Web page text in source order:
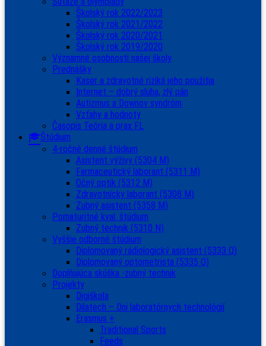
Školský rok 2022/2023
Školský rok 2021/2022
Školský rok 2020/2021
Školský rok 2019/2020
Významné osobnosti našej školy
Prednášky
Kaser a zdravotné riziká jeho použitia
Internet – dobrý sluha, zlý pán
Autizmus a Downov syndróm
Vzťahy a hodnoty
Časopis Teória a prax FL
Štúdium
4-ročné denné štúdium
Asistent výživy (5304 M)
Farmaceutický laborant (5311 M)
Očný optik (5312 M)
Zdravotnícky laborant (5308 M)
Zubný asistent (5358 M)
Pomaturitné kval. štúdium
Zubný technik (5310 N)
Vyššie odborné štúdium
Diplomovaný rádiologický asistent (5333 Q)
Diplomovaný optometrista (5335 Q)
Doplňujúca skúška -zubný technik
Projekty
Digiškola
Dilatech – Dni laboratórnych technológií
Erasmus +
Traditional Sports
Feeds